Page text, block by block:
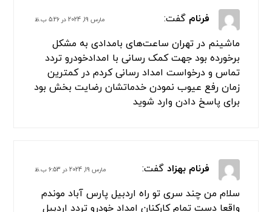
شهریاری گفت: